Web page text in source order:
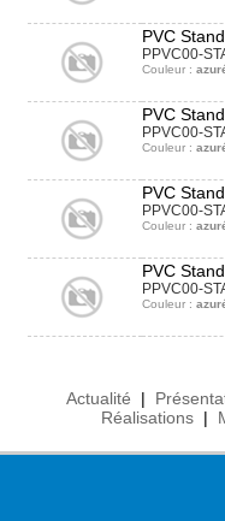
PVC
PPVC00-
Couleur :
PVC
PPVC00-
Couleur :
PVC
PPVC00-
Couleur :
PVC
PPVC00-
Couleur :
Actualité |
Réalisations |